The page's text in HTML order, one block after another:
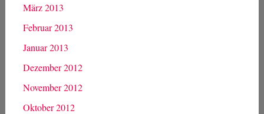
März 2013
Februar 2013
Januar 2013
Dezember 2012
November 2012
Oktober 2012